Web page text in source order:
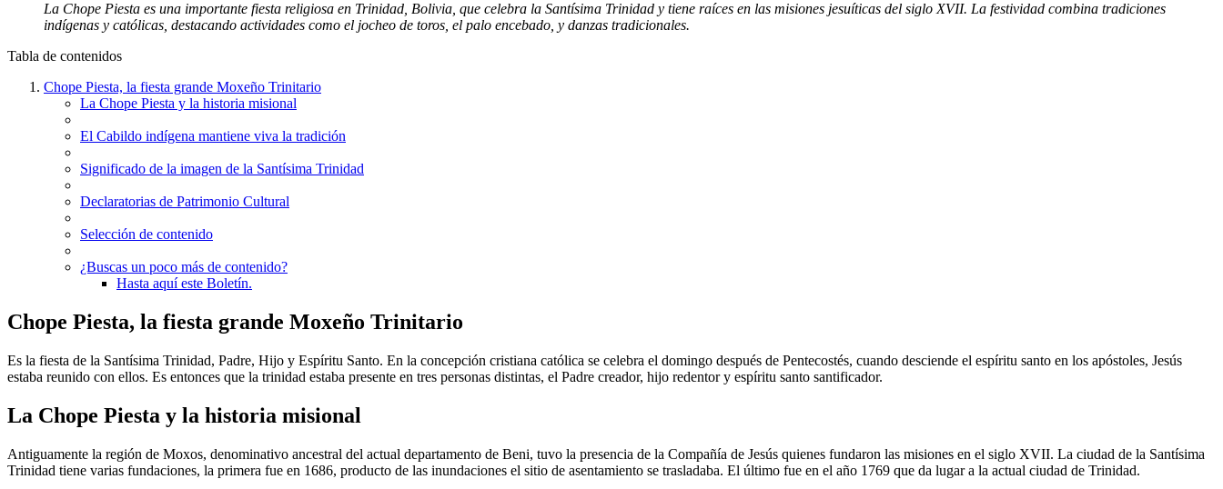
La Chope Piesta es una importante fiesta religiosa en Trinidad, Bolivia, que celebra la Santísima Trinidad y tiene raíces en las misiones jesuíticas del siglo XVII. La festividad combina tradiciones
indígenas y católicas, destacando actividades como el jocheo de toros, el palo encebado, y danzas tradicionales.
Tabla de contenidos
Chope Piesta, la fiesta grande Moxeño Trinitario
La Chope Piesta y la historia misional
El Cabildo indígena mantiene viva la tradición
Significado de la imagen de la Santísima Trinidad
Declaratorias de Patrimonio Cultural
Selección de contenido
¿Buscas un poco más de contenido?
Hasta aquí este Boletín.
Chope Piesta, la fiesta grande Moxeño Trinitario
Es la fiesta de la Santísima Trinidad, Padre, Hijo y Espíritu Santo. En la concepción cristiana católica se celebra el domingo después de Pentecostés, cuando desciende el espíritu santo en los apóstoles, Jesús
estaba reunido con ellos. Es entonces que la trinidad estaba presente en tres personas distintas, el Padre creador, hijo redentor y espíritu santo santificador.
La Chope Piesta y la historia misional
Antiguamente la región de Moxos, denominativo ancestral del actual departamento de Beni, tuvo la presencia de la Compañía de Jesús quienes fundaron las misiones en el siglo XVII. La ciudad de la Santísima
Trinidad tiene varias fundaciones, la primera fue en 1686, producto de las inundaciones el sitio de asentamiento se trasladaba. El último fue en el año 1769 que da lugar a la actual ciudad de Trinidad.